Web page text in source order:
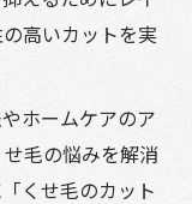
高いカットを実
ホームケアのア
毛の悩みを解消
くせ毛のカット